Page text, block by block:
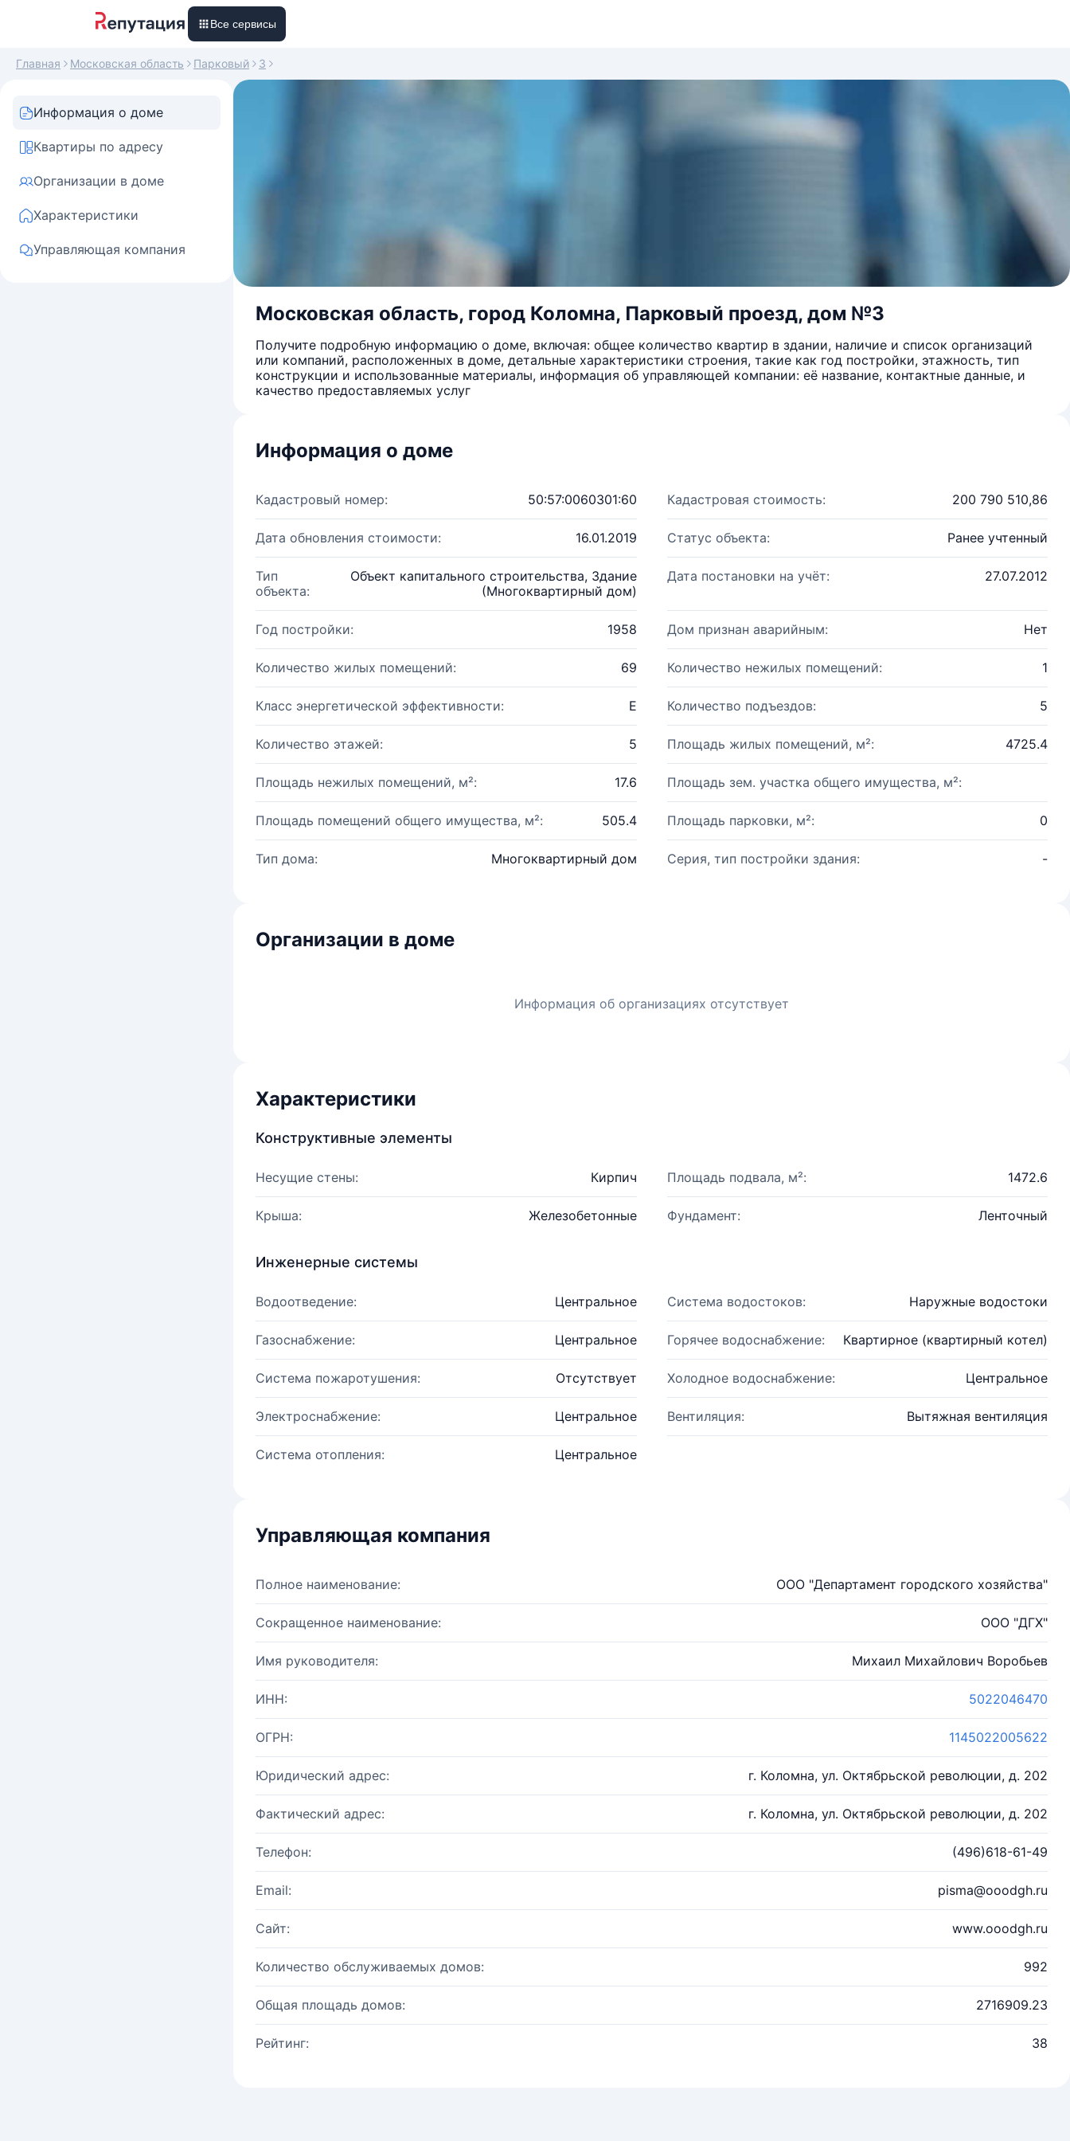
Все сервисы
Главная Московская область Парковый 3
Информация о доме
Квартиры по адресу
Организации в доме
Характеристики
Управляющая компания
Московская область, город Коломна, Парковый проезд, дом №3
Получите подробную информацию о доме, включая: общее количество квартир в здании, наличие и список организаций
или компаний, расположенных в доме, детальные характеристики строения, такие как год постройки, этажность, тип
конструкции и использованные материалы, информация об управляющей компании: её название, контактные данные, и
качество предоставляемых услуг
Информация о доме
Кадастровый номер: 50:57:0060301:60 Кадастровая стоимость: 200 790 510,86
Дата обновления стоимости: 16.01.2019 Статус объекта: Ранее учтенный
Тип
объекта:
Объект капитального строительства, Здание
(Многоквартирный дом)
Дата постановки на учёт: 27.07.2012
Год постройки: 1958 Дом признан аварийным: Нет
Количество жилых помещений: 69 Количество нежилых помещений: 1
Класс энергетической эффективности: E Количество подъездов: 5
Количество этажей: 5 Площадь жилых помещений, м²: 4725.4
Площадь нежилых помещений, м²: 17.6 Площадь зем. участка общего имущества, м²:
Площадь помещений общего имущества, м²: 505.4 Площадь парковки, м²: 0
Тип дома: Многоквартирный дом Серия, тип постройки здания: -
Организации в доме
Информация об организациях отсутствует
Характеристики
Конструктивные элементы
Несущие стены: Кирпич Площадь подвала, м²: 1472.6
Крыша: Железобетонные Фундамент: Ленточный
Инженерные системы
Водоотведение: Центральное Система водостоков: Наружные водостоки
Газоснабжение: Центральное Горячее водоснабжение: Квартирное (квартирный котел)
Система пожаротушения: Отсутствует Холодное водоснабжение: Центральное
Электроснабжение: Центральное Вентиляция: Вытяжная вентиляция
Система отопления: Центральное
Управляющая компания
Полное наименование: ООО "Департамент городского хозяйства"
Сокращенное наименование: ООО "ДГХ"
Имя руководителя: Михаил Михайлович Воробьев
ИНН: 5022046470
ОГРН: 1145022005622
Юридический адрес: г. Коломна, ул. Октябрьской революции, д. 202
Фактический адрес: г. Коломна, ул. Октябрьской революции, д. 202
Телефон: (496)618-61-49
Email: pisma@ooodgh.ru
Сайт: www.ooodgh.ru
Количество обслуживаемых домов: 992
Общая площадь домов: 2716909.23
Рейтинг: 38